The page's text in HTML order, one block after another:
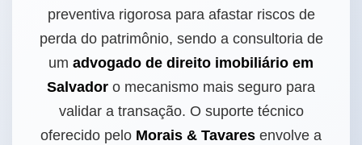
preventiva rigorosa para afastar riscos de
perda do patrimônio, sendo a consultoria de
um advogado de direito imobiliário em
Salvador o mecanismo mais seguro para
validar a transação. O suporte técnico
oferecido pelo Morais & Tavares envolve a